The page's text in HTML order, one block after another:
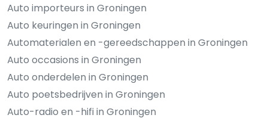
Auto importeurs in Groningen
Auto keuringen in Groningen
Automaterialen en -gereedschappen in Groningen
Auto occasions in Groningen
Auto onderdelen in Groningen
Auto poetsbedrijven in Groningen
Auto-radio en -hifi in Groningen